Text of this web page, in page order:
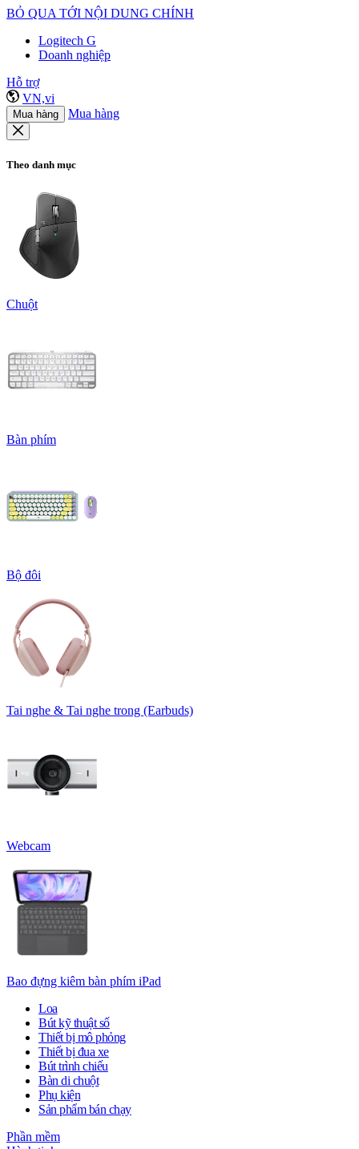
BỎ QUA TỚI NỘI DUNG CHÍNH
Logitech G
Doanh nghiệp
Hỗ trợ
VN,vi
Mua hàng Mua hàng
Theo danh mục
Chuột
Bàn phím
Bộ đôi
Tai nghe & Tai nghe trong (Earbuds)
Webcam
Bao đựng kiêm bàn phím iPad
Loa
Bút kỹ thuật số
Thiết bị mô phỏng
Thiết bị đua xe
Bút trình chiếu
Bàn di chuột
Phụ kiện
Sản phẩm bán chạy
Phần mềm